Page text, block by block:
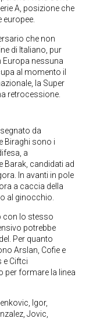
A, posizione che
europee.
che non
di Italiano, pur
nessuna
al momento il
la Super
retrocessione.
da
Biraghi sono i
a
Barak, candidati ad
In avanti in pole
a caccia della
al ginocchio.
con lo stesso
potrebbe
Per quanto
Arslan, Cofie e
e Ciftci
per formare la linea
Igor,
Jovic,